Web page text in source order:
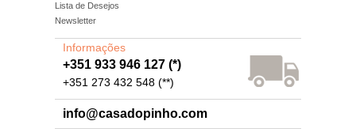
Lista de Desejos
Newsletter
Informações
+351 933 946 127 (*)
+351 273 432 548 (**)
info@casadopinho.com